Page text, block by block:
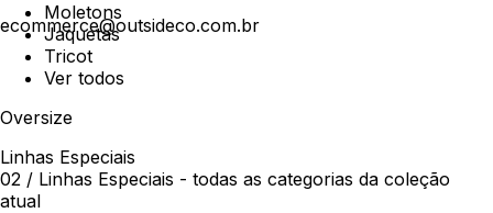
ecommerce@outsideco.com.br
Moletons
Jaquetas
Tricot
Ver todos
Oversize
Linhas Especiais
02 / Linhas Especiais - todas as categorias da coleção
atual